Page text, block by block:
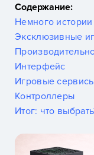
Содержание:
Немного
Эксклюзивные
Интерфейс
Игровые
Контроллеры
Итог: что